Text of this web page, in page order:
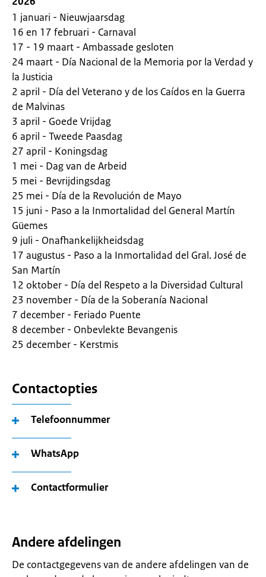
1 januari - Nieuwjaarsdag
16 en 17 februari - Carnaval
17 - 19 maart - Ambassade gesloten
24 maart - Día Nacional de la Memoria por la Verdad y
la Justicia
2 april - Día del Veterano y de los Caídos en la Guerra
de Malvinas
3 april - Goede Vrijdag
6 april - Tweede Paasdag
27 april - Koningsdag
1 mei - Dag van de Arbeid
5 mei - Bevrijdingsdag
25 mei - Día de la Revolución de Mayo
15 juni - Paso a la Inmortalidad del General Martín
Güemes
9 juli - Onafhankelijkheidsdag
17 augustus - Paso a la Inmortalidad del Gral. José de
San Martín
12 oktober - Día del Respeto a la Diversidad Cultural
23 november - Día de la Soberanía Nacional
7 december - Feriado Puente
8 december - Onbevlekte Bevangenis
25 december - Kerstmis
Contactopties
Telefoonnummer
WhatsApp
Contactformulier
Andere afdelingen
De contactgegevens van de andere afdelingen van de